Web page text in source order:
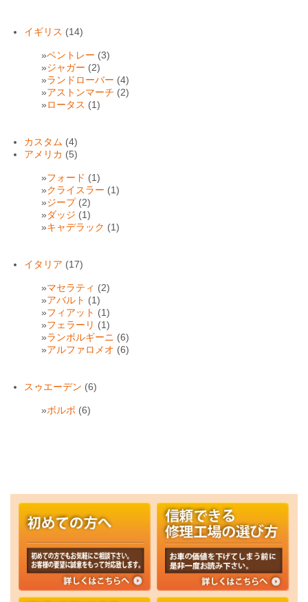
イギリス (14)
ベントレー (3)
ジャガー (2)
ランドローバー (4)
アストンマーチ (2)
ロータス (1)
カスタム (4)
アメリカ (5)
フォード (1)
クライスラー (1)
ジープ(2)
ダッジ (1)
キャデラック (1)
イタリア (17)
マセラティ (2)
アバルト (1)
フィアット (1)
フェラーリ (1)
ランボルギーニ (6)
アルファロメオ (6)
スゥエーデン (6)
ボルボ (6)